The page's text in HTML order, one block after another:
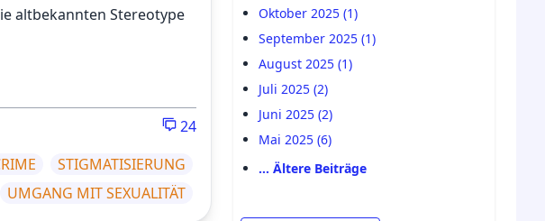
altbekannten Stereotype
24
STIGMATISIERUNG
UMGANG MIT SEXUALITÄT
Oktober 2025 (1)
September 2025 (1)
August 2025 (1)
Juli 2025 (2)
Juni 2025 (2)
Mai 2025 (6)
… Ältere Beiträge